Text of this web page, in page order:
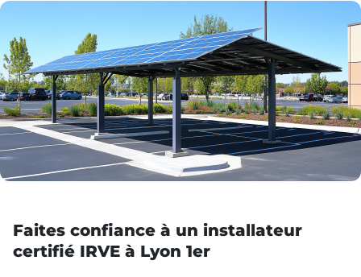
Faites confiance à un installateur
certifié IRVE à Lyon 1er